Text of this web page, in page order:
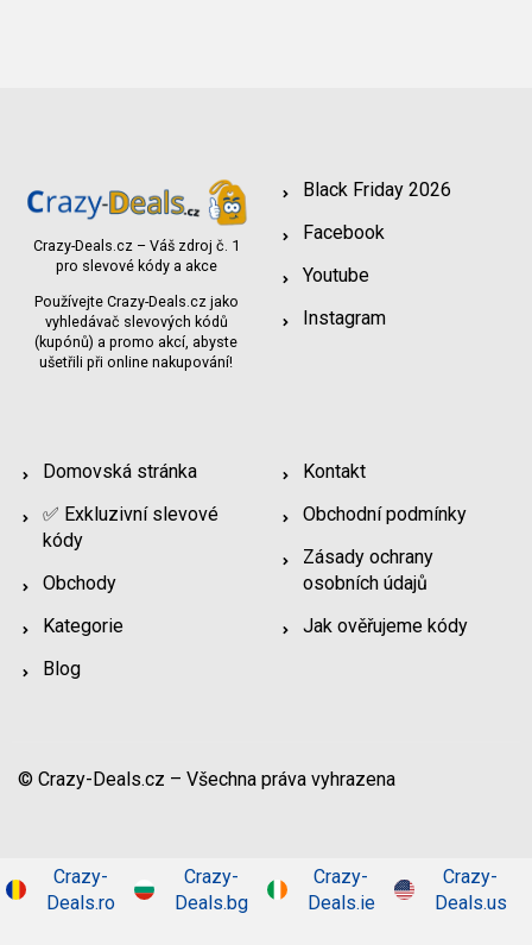
Crazy-Deals.cz – Váš zdroj č. 1
pro slevové kódy a akce
Používejte Crazy-Deals.cz jako
vyhledávač slevových kódů
(kupónů) a promo akcí, abyste
ušetřili při online nakupování!
Black Friday 2026
Facebook
Youtube
Instagram
Domovská stránka
✅ Exkluzivní slevové
kódy
Obchody
Kategorie
Blog
Kontakt
Obchodní podmínky
Zásady ochrany
osobních údajů
Jak ověřujeme kódy
© Crazy-Deals.cz – Všechna práva vyhrazena
Crazy-
Deals.ro
Crazy-
Deals.bg
Crazy-
Deals.ie
Crazy-
Deals.us